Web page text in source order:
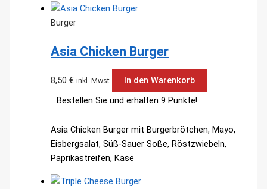
Burger
Asia Chicken Burger
8,50€ inkl. Mwst
In den Warenkorb
Bestellen Sie und erhalten 9 Punkte!
Asia Chicken Burger mit Burgerbrötchen, Mayo,
Eisbergsalat, Süß-Sauer Soße, Röstzwiebeln,
Paprikastreifen, Käse